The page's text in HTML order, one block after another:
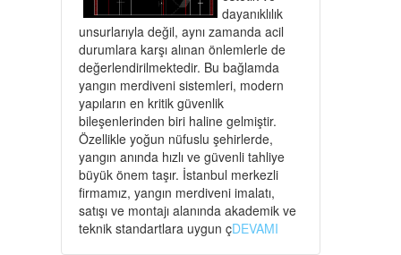
dayanıklılık
unsurlarıyla değil, aynı zamanda acil
durumlara karşı alınan önlemlerle de
değerlendirilmektedir. Bu bağlamda
yangın merdiveni sistemleri, modern
yapıların en kritik güvenlik
bileşenlerinden biri haline gelmiştir.
Özellikle yoğun nüfuslu şehirlerde,
yangın anında hızlı ve güvenli tahliye
büyük önem taşır. İstanbul merkezli
firmamız, yangın merdiveni imalatı,
satışı ve montajı alanında akademik ve
teknik standartlara uygun çDEVAMI